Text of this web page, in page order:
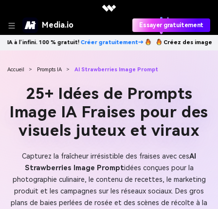
Media.io Essayer gratuitement
gratuitement→ Créez des images IA à l’infini. 100 % gratuit!
Accueil > Prompts IA > AI Strawberries Image Prompt
25+ Idées de Prompts
Image IA Fraises pour des
visuels juteux et viraux
Capturez la fraîcheur irrésistible des fraises avec cesAI
Strawberries Image Promptidées conçues pour la
photographie culinaire, le contenu de recettes, le marketing
produit et les campagnes sur les réseaux sociaux. Des gros
plans de baies perlées de rosée et des scènes de récolte à la